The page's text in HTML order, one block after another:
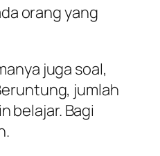
orang yang
juga soal,
jumlah
belajar. Bagi